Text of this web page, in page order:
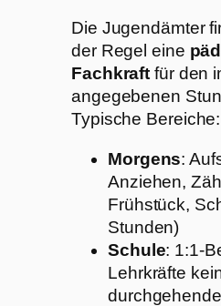
Die Jugendämter
der Regel eine
Fachkraft für den
angegebenen
Typische Bereiche:
Morgens:
Anziehen,
Frühstück,
Stunden)
Schule: 1:1-
Lehrkräfte